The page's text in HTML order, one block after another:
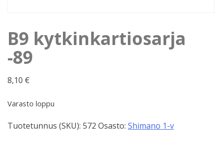
B9 kytkinkartiosarja
-89
8,10 €
Varasto loppu
Tuotetunnus (SKU): 572 Osasto: Shimano 1-v